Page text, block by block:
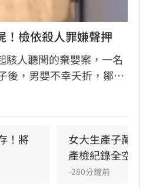
！檢依殺人罪嫌聲押
駭人聽聞的棄嬰案，一名
後，男嬰不幸夭折，鄒女
包裹藏匿於房內。直至數
，後續將擇期解剖釐清。
女涉犯殺人罪嫌重大，且
台北地方法院聲請羈押，
！將
女大生產子藏
產檢紀錄全空白
-280分鐘前